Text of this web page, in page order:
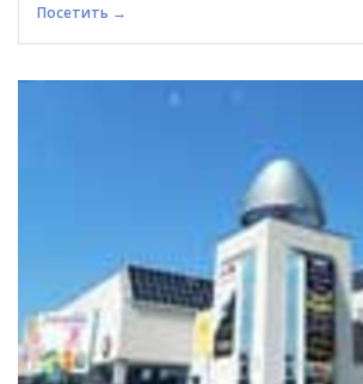
Посетить →